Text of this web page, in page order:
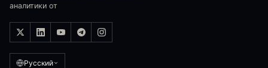
аналитики от
Русский